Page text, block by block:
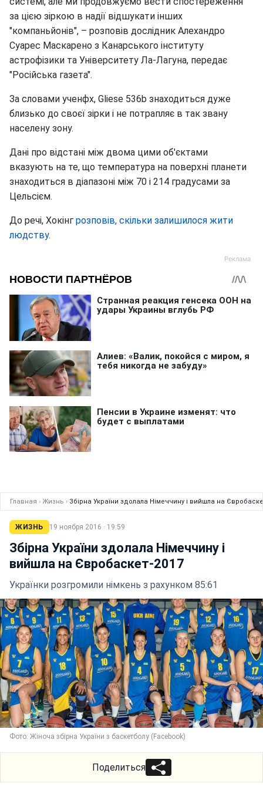
за цією зіркою в надії відшукати інших
"компаньйонів", – розповів дослідник Алехандро
Суарес Маскарено з Канарського інституту
астрофізики та Університету Ла-Лагуна, передає
"Російська газета".
За словами ученфх, Gliese 536b знаходиться дуже
близько до своєї зірки і не потрапляє в так звану
населену зону.
Дані про відстані між двома цими об'єктами
вказують на те, що температура на поверхні планети
знаходиться в діапазоні між 70 і 214 градусами за
Цельсієм.
До речі, Хокінг розповів, скільки залишилося жити
людству.
Главная › Жизнь › Збірна України здолала Німеччину і вийшла на
ЖИЗНЬ 19 ноября 2016 · 19:59
Збірна України здолала Німеччину і
вийшла на Євробаскет-2017
Українки розгромили німкень з рахунком 85:61
Фото: Жіноча збірна України з баскетболу (Facebook)
Поделиться